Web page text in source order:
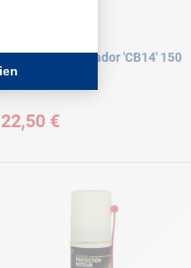
Limpieza carburador 'CB14' 150
mL Matt chem
22,50 €